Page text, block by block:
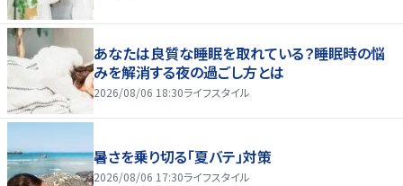
あなたは良質な睡眠を取れている？睡眠時の悩
みを解消する夜の過ごし方とは
2026/08/06 18:30ライフスタイル
暑さを乗り切る「夏バテ」対策
2026/08/06 17:30ライフスタイル